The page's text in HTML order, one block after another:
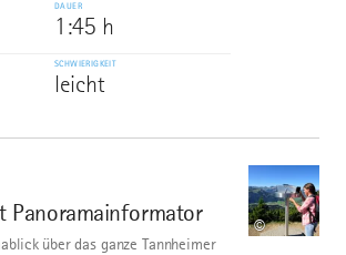
DAUER
1:45 h
SCHWIERIGKEIT
leicht
Panoramainformator
©
über das ganze Tannheimer